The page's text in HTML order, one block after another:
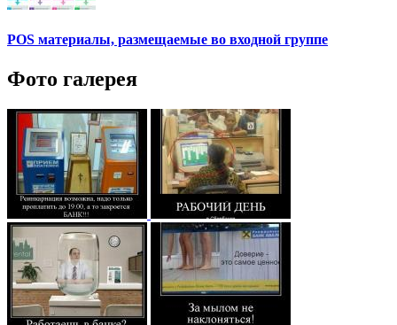
POS материалы, размещаемые во входной группе
Фото галерея